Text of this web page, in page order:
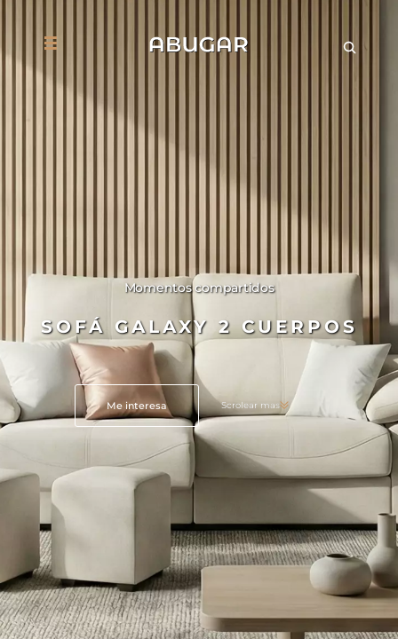
Momentos compartidos
SOFÁ GALAXY 2 CUERPOS
Me interesa Scrolear mas